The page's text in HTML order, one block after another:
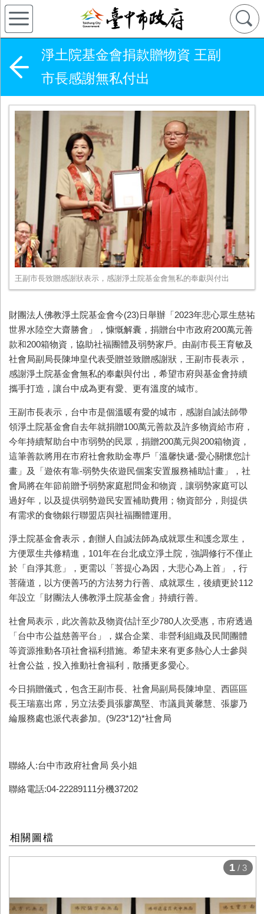
淨土院基金會捐款贈物資 王副
市長感謝無私付出
王副市長致贈感謝狀表示，感謝淨土院基金會無私的奉獻與付出
財團法人佛教淨土院基金會今(23)日舉辦「2023年悲心眾生慈祐
世界水陸空大齋勝會」，慷慨解囊，捐贈台中市政府200萬元善
款和200箱物資，協助社福團體及弱勢家戶。由副市長王育敏及
社會局副局長陳坤皇代表受贈並致贈感謝狀，王副市長表示，
感謝淨土院基金會無私的奉獻與付出，希望市府與基金會持續
攜手打造，讓台中成為更有愛、更有溫度的城市。
王副市長表示，台中市是個溫暖有愛的城市，感謝自誠法師帶
領淨土院基金會自去年就捐贈100萬元善款及許多物資給市府，
今年持續幫助台中市弱勢的民眾，捐贈200萬元與200箱物資，
這筆善款將用在市府社會救助金專戶「溫馨快遞-愛心關懷您計
畫」及「遊依有靠-弱勢失依遊民個案安置服務補助計畫」，社
會局將在年節前贈予弱勢家庭慰問金和物資，讓弱勢家庭可以
過好年，以及提供弱勢遊民安置補助費用；物資部分，則提供
有需求的食物銀行聯盟店與社福團體運用。
淨土院基金會表示，創辦人自誠法師為成就眾生和護念眾生，
方便眾生共修精進，101年在台北成立淨土院，強調修行不僅止
於「自淨其意」，更需以「菩提心為因，大悲心為上首」，行
菩薩道，以方便善巧的方法努力行善、成就眾生，後續更於112
年設立「財團法人佛教淨土院基金會」持續行善。
社會局表示，此次善款及物資估計至少780人次受惠，市府透過
「台中市公益慈善平台」，媒合企業、非營利組織及民間團體
等資源推動各項社會福利措施。希望未來有更多熱心人士參與
社會公益，投入推動社會福利，散播更多愛心。
今日捐贈儀式，包含王副市長、社會局副局長陳坤皇、西區區
長王瑞嘉出席，另立法委員張廖萬堅、市議員黃馨慧、張廖乃
綸服務處也派代表參加。(9/23*12)*社會局
聯絡人:台中市政府社會局 吳小姐
聯絡電話:04-22289111分機37202
相關圖檔
1 / 3